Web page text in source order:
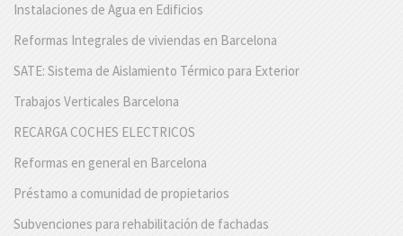
Instalaciones de Agua en Edificios
Reformas Integrales de viviendas en Barcelona
SATE: Sistema de Aislamiento Térmico para Exterior
Trabajos Verticales Barcelona
RECARGA COCHES ELECTRICOS
Reformas en general en Barcelona
Préstamo a comunidad de propietarios
Subvenciones para rehabilitación de fachadas